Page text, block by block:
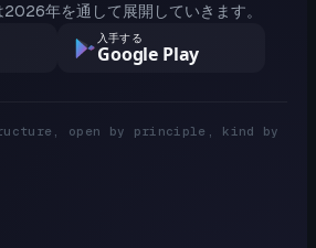
年を通して展開していきます。
入手する
Google Play
open by principle, kind by